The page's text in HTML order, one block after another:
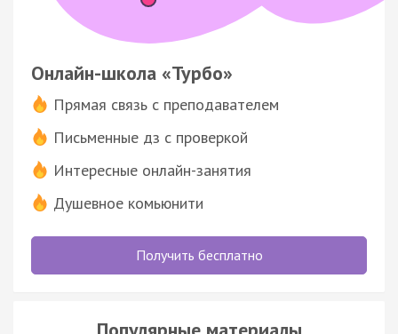
Онлайн-школа «Турбо»
Прямая связь с преподавателем
Письменные дз с проверкой
Интересные онлайн-занятия
Душевное комьюнити
Получить бесплатно